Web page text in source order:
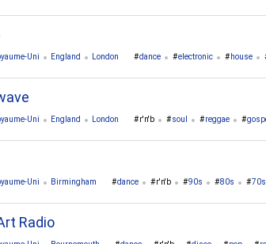
Uni England London dance electronic house
Uni England London r'n'b soul reggae
Uni Birmingham dance r'n'b 90s 80s 70s
Radio